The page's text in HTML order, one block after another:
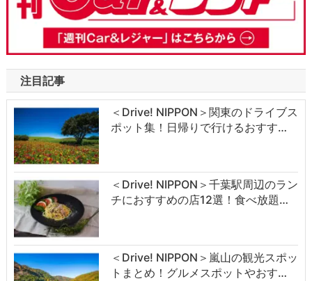
注目記事
＜Drive! NIPPON＞関東のドライブス
ポット集！日帰りで行けるおすす…
＜Drive! NIPPON＞千葉駅周辺のラン
チにおすすめの店12選！食べ放題…
＜Drive! NIPPON＞嵐山の観光スポッ
トまとめ！グルメスポットやおす…